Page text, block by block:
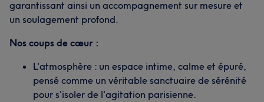
garantissant ainsi un accompagnement sur mesure et
un soulagement profond.
Nos coups de cœur :
L'atmosphère : un espace intime, calme et épuré,
pensé comme un véritable sanctuaire de sérénité
pour s'isoler de l'agitation parisienne.